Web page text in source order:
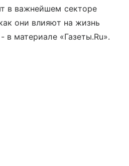
в важнейшем секторе
они влияют на жизнь
в материале «Газеты.Ru».